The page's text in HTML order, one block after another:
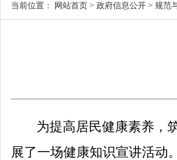
当前位置： 网站首页 > 政府信息公开 > 规范
为提高居民健康素养，
展了一场健康知识宣讲活动。